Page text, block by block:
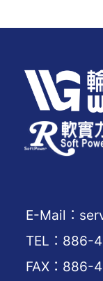
E-Mail：
TEL：886-
FAX：886-